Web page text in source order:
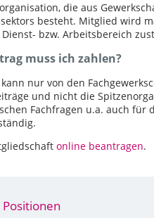
die aus
besteht. Mitglied wird
bzw. Arbeitsbereich
muss ich zahlen?
nur von den
und nicht die
Fachfragen u.a. auch für
online beantragen.
Positionen